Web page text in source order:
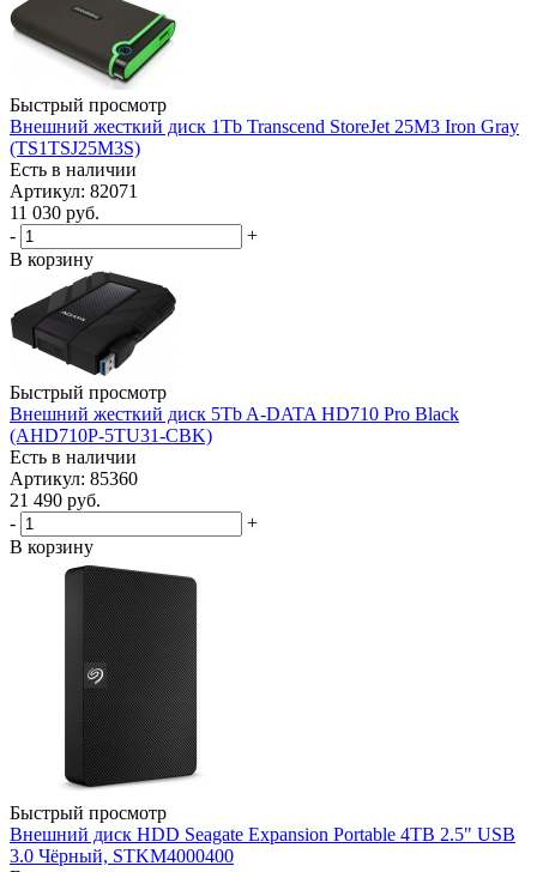
Быстрый просмотр
Внешний жесткий диск 1Tb Transcend StoreJet 25M3 Iron Gray
(TS1TSJ25M3S)
Есть в наличии
Артикул: 82071
11 030 руб.
-
+
В корзину
Быстрый просмотр
Внешний жесткий диск 5Tb A-DATA HD710 Pro Black
(AHD710P-5TU31-CBK)
Есть в наличии
Артикул: 85360
21 490 руб.
-
+
В корзину
Быстрый просмотр
Внешний диск HDD Seagate Expansion Portable 4TB 2.5" USB
3.0 Чёрный, STKM4000400